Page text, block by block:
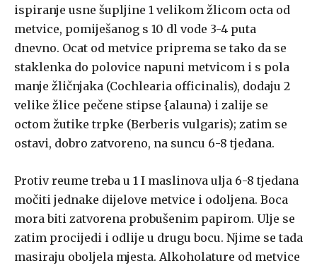
ispiranje usne šupljine 1 velikom žlicom octa od
metvice, pomiješanog s 10 dl vode 3-4 puta
dnevno. Ocat od metvice priprema se tako da se
staklenka do polovice napuni metvicom i s pola
manje žličnjaka (Cochlearia officinalis), dodaju 2
velike žlice pečene stipse {alauna) i zalije se
octom žutike trpke (Berberis vulgaris); zatim se
ostavi, dobro zatvoreno, na suncu 6-8 tjedana.
Protiv reume treba u 1 I maslinova ulja 6-8 tjedana
močiti jednake dijelove metvice i odoljena. Boca
mora biti zatvorena probušenim papirom. Ulje se
zatim procijedi i odlije u drugu bocu. Njime se tada
masiraju oboljela mjesta. Alkoholature od metvice